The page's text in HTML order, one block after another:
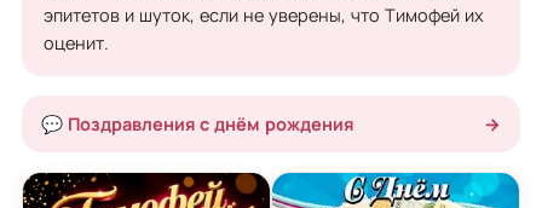
эпитетов и шуток, если не уверены, что Тимофей их
оценит.
💬 Поздравления с днём рождения →